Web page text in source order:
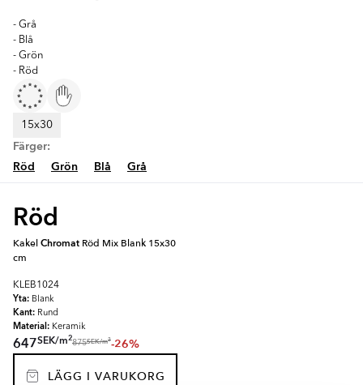
- Grå
- Blå
- Grön
- Röd
15x30
Färger:
Röd
Grön Blå Grå
Röd
KakelChromat Röd Mix Blank 15x30
cm
KLEB1024
Yta: Blank
Kant: Rund
Material: Keramik
647SEK/m2
875SEK/m2-26%
LÄGG I VARUKORG